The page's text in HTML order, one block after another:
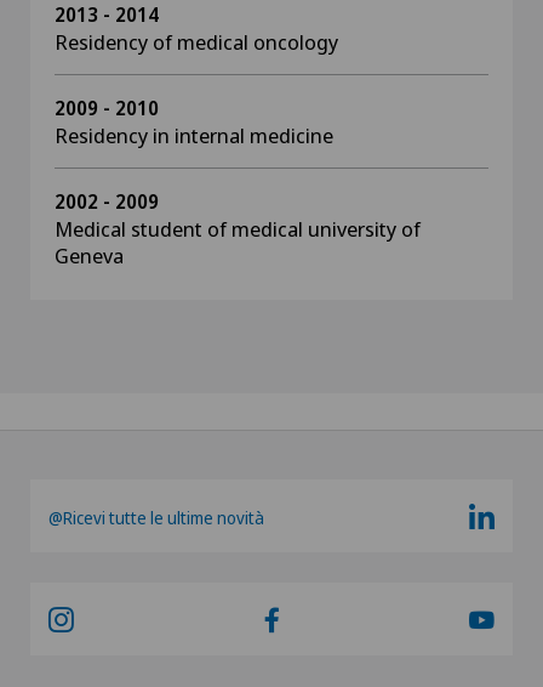
2013 - 2014
Residency of medical oncology
2009 - 2010
Residency in internal medicine
2002 - 2009
Medical student of medical university of
Geneva
@Ricevi tutte le ultime novità